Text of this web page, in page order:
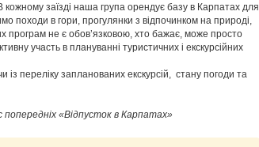
заїзді наша група орендує базу в Карпатах для
походи в гори, прогулянки з відпочинком на природі,
програм не є обов’язковою, хто бажає, може просто
участь в плануванні туристичних і екскурсійних
переліку запланованих екскурсій, стану погоди та
попередніх «Відпусток в Карпатах»